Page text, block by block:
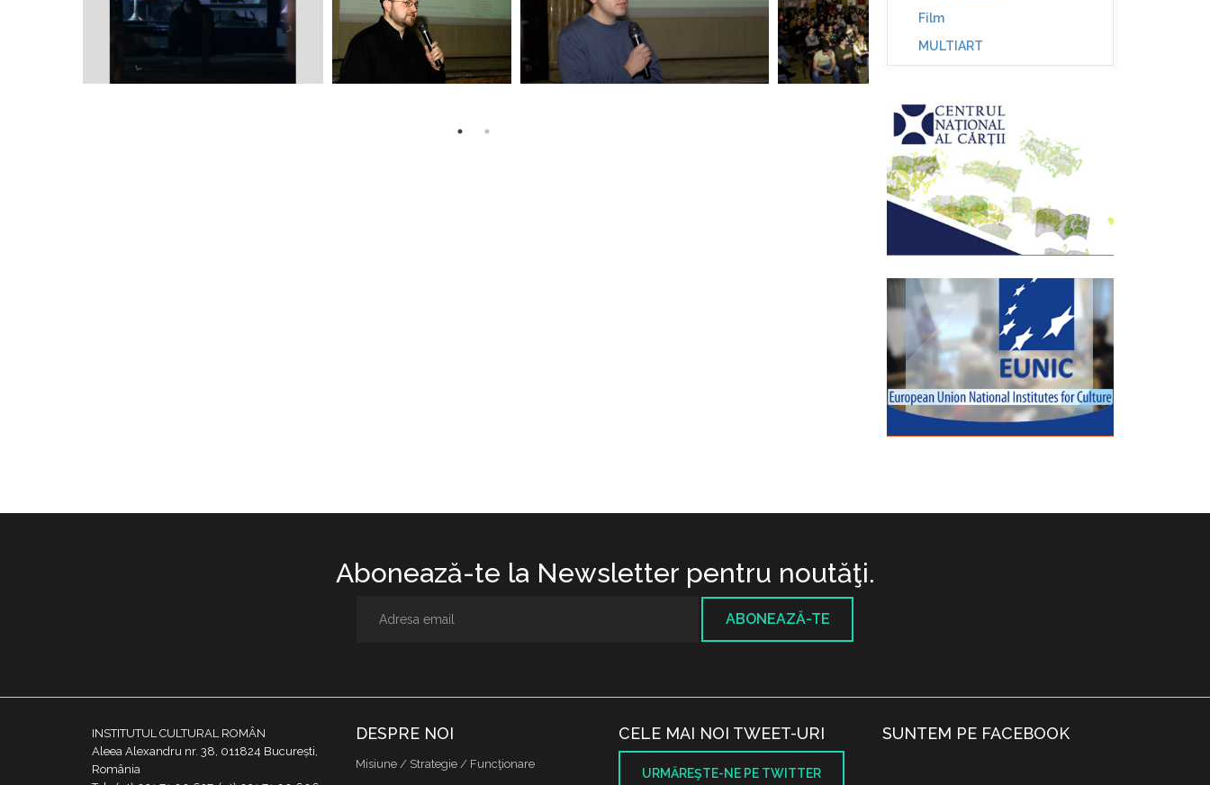
Film
MULTIART
Abonează-te la Newsletter pentru noutăţi.
ABONEAZĂ-TE
INSTITUTUL CULTURAL ROMÂN
Aleea Alexandru nr. 38, 011824 București,
România
DESPRE NOI
Misiune / Strategie / Funcţionare
CELE MAI NOI TWEET-URI
URMĂREŞTE-NE PE TWITTER
SUNTEM PE FACEBOOK